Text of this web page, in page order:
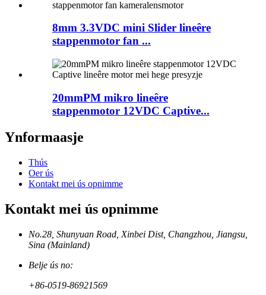
8mm 3.3VDC mini Slider lineêre
stappenmotor fan ...
20mmPM mikro lineêre
stappenmotor 12VDC Captive...
Ynformaasje
Thús
Oer ús
Kontakt mei ús opnimme
Kontakt mei ús opnimme
No.28, Shunyuan Road, Xinbei Dist, Changzhou, Jiangsu,
Sina (Mainland)
Belje ús no:
+86-0519-86921569